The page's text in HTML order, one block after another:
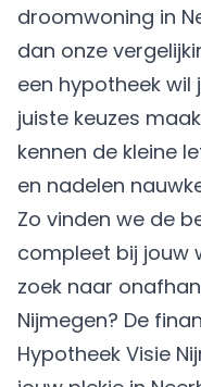
droomwoning in
dan onze
een hypotheek wil
juiste keuzes
kennen de kleine
en nadelen
Zo vinden we de
compleet bij jouw
zoek naar
Nijmegen? De
Hypotheek Visie